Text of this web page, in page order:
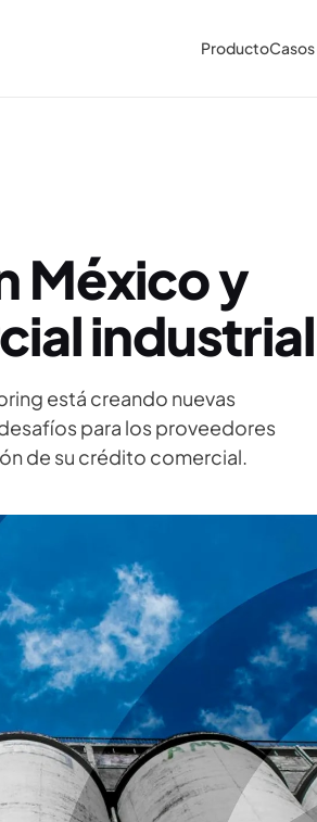
Producto
México y
industrial
está creando nuevas
para los proveedores
de su crédito comercial.